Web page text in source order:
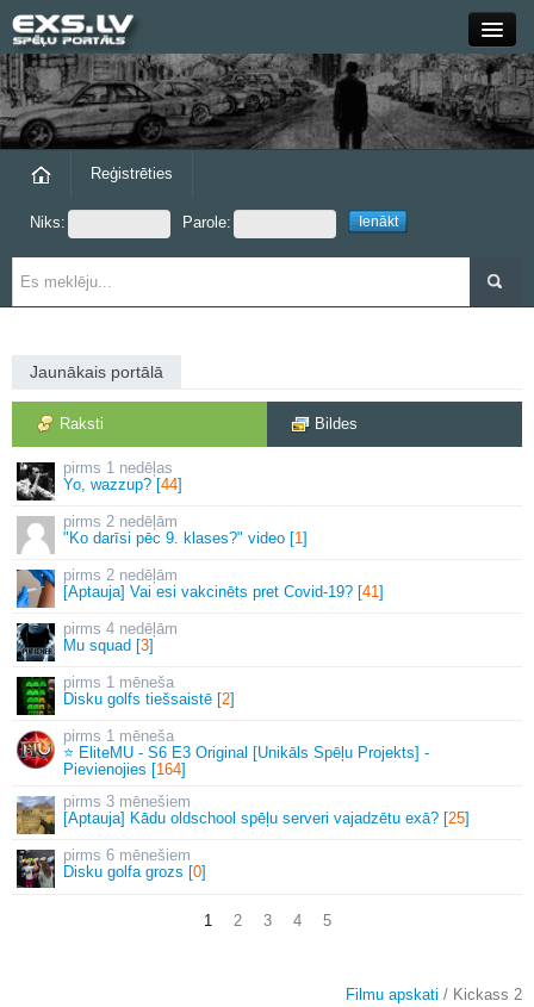
Close
Forums
Grupas
Reģistrēties
Niks: Parole:
Jaunākais portālā
Raksti Bildes
1 nedēļas
Yo, wazzup? [44]
2 nedēļām
"Ko darīsi pēc 9. klases?" video [1]
2 nedēļām
[Aptauja] Vai esi vakcinēts pret Covid-19? [41]
4 nedēļām
Mu squad [3]
1 mēneša
Disku golfs tiešsaistē [2]
1 mēneša
⭐ EliteMU - S6 E3 Original [Unikāls Spēļu Projekts] -
Pievienojies [164]
3 mēnešiem
[Aptauja] Kādu oldschool spēļu serveri vajadzētu exā? [25]
6 mēnešiem
Disku golfa grozs [0]
1 2 3 4 5
Filmu apskati / Kickass 2